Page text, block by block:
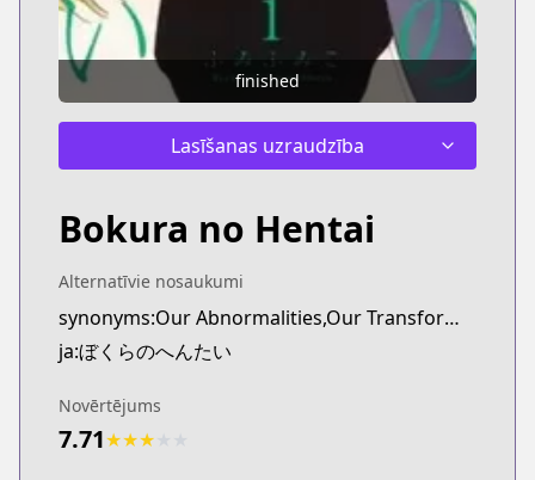
finished
Lasīšanas uzraudzība
Bokura no Hentai
Alternatīvie nosaukumi
synonyms:Our Abnormalities,Our Transformations
ja:ぼくらのへんたい
Novērtējums
7.71★★★